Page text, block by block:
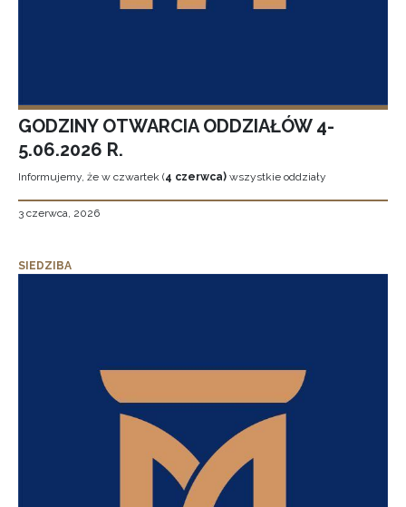
GODZINY OTWARCIA ODDZIAŁÓW 4-
5.06.2026 R.
Informujemy, że w czwartek (4 czerwca) wszystkie oddziały
3 czerwca, 2026
SIEDZIBA